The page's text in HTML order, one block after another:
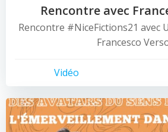
Rencontre avec
Rencontre #NiceFictions21 avec
Francesco
Vidéo